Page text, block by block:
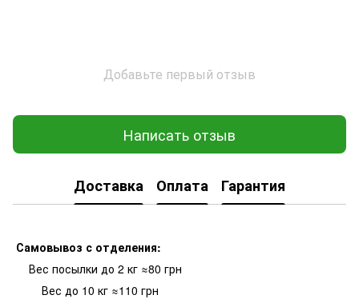
Добавьте первый отзыв
Написать отзыв
Доставка Оплата Гарантия
Самовывоз с отделения:
Вес посылки до 2 кг ≈80 грн
Вес до 10 кг ≈110 грн